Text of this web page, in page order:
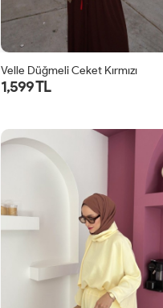
Velle Düğmeli Ceket Kırmızı
1,599 TL